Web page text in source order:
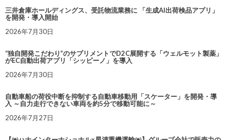
三井倉庫ホールディングス、受託物流業務に 「生成AI出荷検品アプリ」
を開発・導入開始
2026年7月30日
“独自開発こだわり”のサプリメントでD2C展開する「ウェルモット製薬」
がEC自動出荷アプリ「シッピーノ」を導入
2026年7月30日
自動車船の荷役中断を抑制する自動車移動用「スケーター」を開発・導
入 ～自力走行できない車両を約5分で移動可能に～
2026年7月27日